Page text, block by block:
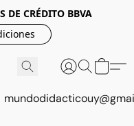
DE CRÉDITO BBVA